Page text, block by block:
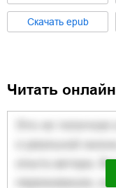
Cкачать epub
Читать онлайн